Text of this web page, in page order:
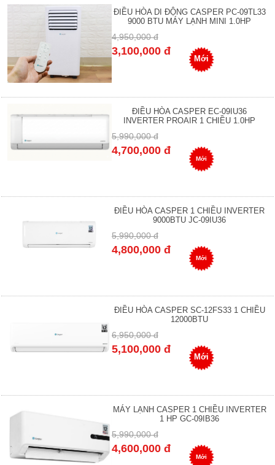
ĐIỀU HÒA DI ĐỘNG CASPER PC-09TL33
9000 BTU MÁY LẠNH MINI 1.0HP
4,950,000 đ
3,100,000 đ
Mới
ĐIỀU HÒA CASPER EC-09IU36
INVERTER PROAIR 1 CHIỀU 1.0HP
5,990,000 đ
4,700,000 đ
Mới
ĐIỀU HÒA CASPER 1 CHIỀU INVERTER
9000BTU JC-09IU36
5,990,000 đ
4,800,000 đ
Mới
ĐIỀU HÒA CASPER SC-12FS33 1 CHIỀU
12000BTU
6,950,000 đ
5,100,000 đ
Mới
MÁY LẠNH CASPER 1 CHIỀU INVERTER
1 HP GC-09IB36
5,990,000 đ
4,600,000 đ
Mới